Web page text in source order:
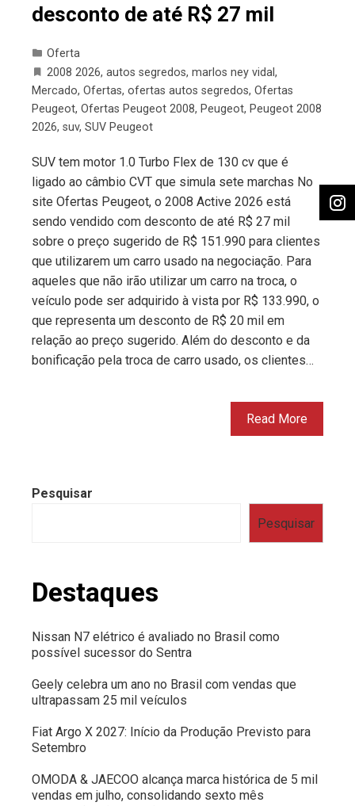
desconto de até R$ 27 mil
Oferta
2008 2026, autos segredos, marlos ney vidal,
Mercado, Ofertas, ofertas autos segredos, Ofertas
Peugeot, Ofertas Peugeot 2008, Peugeot, Peugeot 2008
2026, suv, SUV Peugeot
SUV tem motor 1.0 Turbo Flex de 130 cv que é
ligado ao câmbio CVT que simula sete marchas No
site Ofertas Peugeot, o 2008 Active 2026 está
sendo vendido com desconto de até R$ 27 mil
sobre o preço sugerido de R$ 151.990 para clientes
que utilizarem um carro usado na negociação. Para
aqueles que não irão utilizar um carro na troca, o
veículo pode ser adquirido à vista por R$ 133.990, o
que representa um desconto de R$ 20 mil em
relação ao preço sugerido. Além do desconto e da
bonificação pela troca de carro usado, os clientes…
Read More
Pesquisar
Pesquisar
Destaques
Nissan N7 elétrico é avaliado no Brasil como
possível sucessor do Sentra
Geely celebra um ano no Brasil com vendas que
ultrapassam 25 mil veículos
Fiat Argo X 2027: Início da Produção Previsto para
Setembro
OMODA & JAECOO alcança marca histórica de 5 mil
vendas em julho, consolidando sexto mês